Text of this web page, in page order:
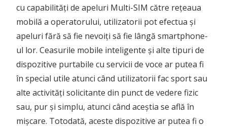
cu capabilități de apeluri Multi-SIM către rețeaua
mobilă a operatorului, utilizatorii pot efectua și
apeluri fără să fie nevoiți să fie lângă smartphone-
ul lor. Ceasurile mobile inteligente și alte tipuri de
dispozitive purtabile cu servicii de voce ar putea fi
în special utile atunci când utilizatorii fac sport sau
alte activități solicitante din punct de vedere fizic
sau, pur și simplu, atunci când aceștia se află în
mișcare. Totodată, aceste dispozitive ar putea fi o